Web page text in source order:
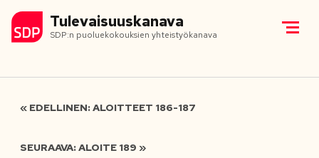
Tulevaisuuskanava
SDP:n puoluekokouksien yhteistyökanava
« EDELLINEN: ALOITTEET 186-187
SEURAAVA: ALOITE 189 »